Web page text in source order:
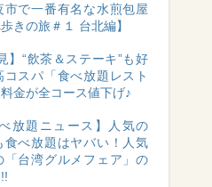
市で一番有名な水煎包屋
きの旅＃１ 台北編】
】“飲茶＆ステーキ”も好
コスパ「食べ放題レスト
金が全コース値下げ♪
べ放題ニュース】人気の
食べ放題はヤバい！人気
「台湾グルメフェア」の